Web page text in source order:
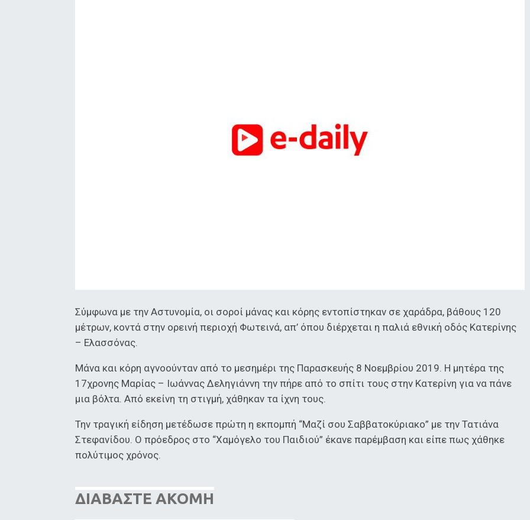
Σύμφωνα με την Αστυνομία, οι σοροί μάνας και κόρης εντοπίστηκαν σε χαράδρα, βάθους 120
μέτρων, κοντά στην ορεινή περιοχή Φωτεινά, απ’ όπου διέρχεται η παλιά εθνική οδός Κατερίνης
– Ελασσόνας.
Μάνα και κόρη αγνοούνταν από το μεσημέρι της Παρασκευής 8 Νοεμβρίου 2019. Η μητέρα της
17χρονης Μαρίας – Ιωάννας Δεληγιάννη την πήρε από το σπίτι τους στην Κατερίνη για να πάνε
μια βόλτα. Από εκείνη τη στιγμή, χάθηκαν τα ίχνη τους.
Την τραγική είδηση μετέδωσε πρώτη η εκπομπή “Μαζί σου Σαββατοκύριακο” με την Τατιάνα
Στεφανίδου. Ο πρόεδρος στο “Χαμόγελο του Παιδιού” έκανε παρέμβαση και είπε πως χάθηκε
πολύτιμος χρόνος.
ΔΙΑΒΑΣΤΕ ΑΚΟΜΗ